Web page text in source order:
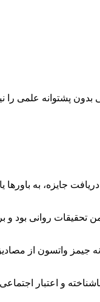
پشتوانه علمی را
جایزه، به
روانی بود و
جیمز واتسون از
و اعتبار